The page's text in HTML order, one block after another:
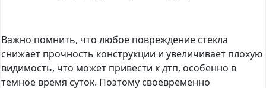
Важно помнить, что любое повреждение стекла
снижает прочность конструкции и увеличивает плохую
видимость, что может привести к дтп, особенно в
тёмное время суток. Поэтому своевременно